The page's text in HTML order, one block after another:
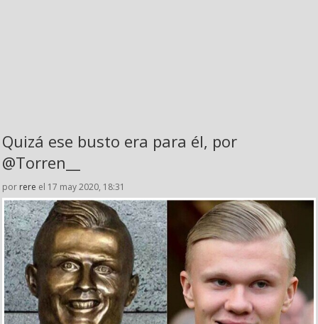
Quizá ese busto era para él, por
@Torren__
por rere el 17 may 2020, 18:31